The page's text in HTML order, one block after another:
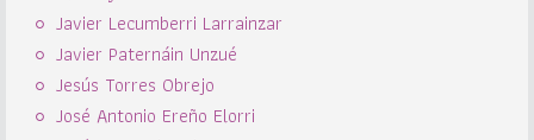
Javier Lecumberri Larrainzar
Javier Paternáin Unzué
Jesús Torres Obrejo
José Antonio Ereño Elorri